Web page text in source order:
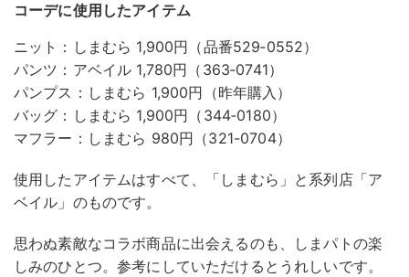
コーデに使用したアイテム
ニット：しまむら 1,900円（品番529‐0552）
パンツ：アベイル 1,780円（363‐0741）
パンプス：しまむら 1,900円（昨年購入）
バッグ：しまむら 1,900円（344‐0180）
マフラー：しまむら 980円（321-0704）
使用したアイテムはすべて、「しまむら」と系列店「ア
ベイル」のものです。
思わぬ素敵なコラボ商品に出会えるのも、しまパトの楽
しみのひとつ。参考にしていただけるとうれしいです。